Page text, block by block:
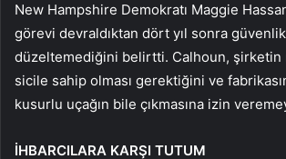
New Hampshire Demokratı Maggie
görevi devraldıktan dört yıl sonra
düzeltemediğini belirtti. Calhoun, şirketin
sicile sahip olması gerektiğini ve
kusurlu uçağın bile çıkmasına izin
İHBARCILARA KARŞI TUTUM